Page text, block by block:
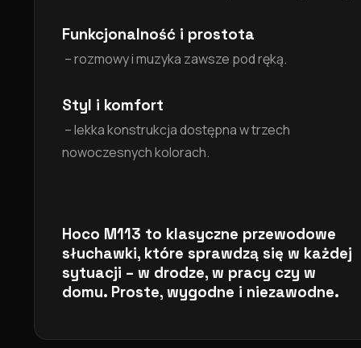
Funkcjonalność i prostota
– rozmowy i muzyka zawsze pod ręką.
Styl i komfort
– lekka konstrukcja dostępna w trzech
nowoczesnych kolorach.
Hoco M113 to klasyczne przewodowe
słuchawki, które sprawdzą się w każdej
sytuacji – w drodze, w pracy czy w
domu. Proste, wygodne i niezawodne.